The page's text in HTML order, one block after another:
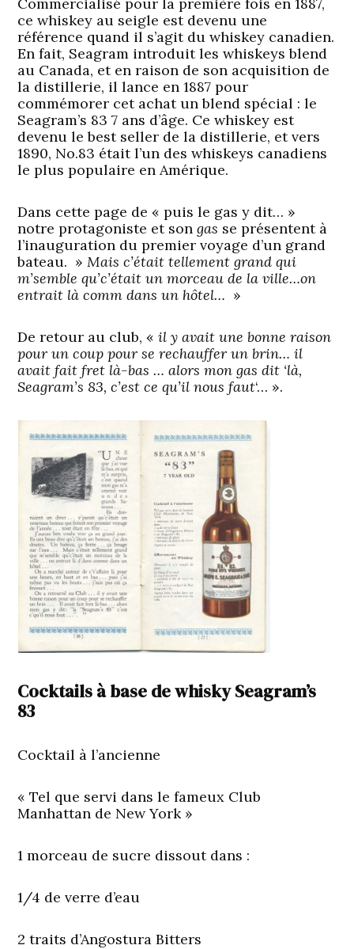
ce whiskey au seigle est devenu une
référence quand il s’agit du whiskey canadien.
En fait, Seagram introduit les whiskeys blend
au Canada, et en raison de son acquisition de
la distillerie, il lance en 1887 pour
commémorer cet achat un blend spécial : le
Seagram’s 83 7 ans d’âge. Ce whiskey est
devenu le best seller de la distillerie, et vers
1890, No.83 était l’un des whiskeys canadiens
le plus populaire en Amérique.
Dans cette page de « puis le gas y dit… »
notre protagoniste et songas se présentent à
l’inauguration du premier voyage d’un grand
bateau. »Mais c’était tellement grand qui
m’semble qu’c’était un morceau de la ville…on
entrait là comm dans un hôtel… »
De retour au club, «il y avait une bonne raison
pour un coup pour se rechauffer un brin… il
avait fait fret là-bas … alors mon gas dit ‘là,
Seagram’s 83, c’est ce qu’il nous faut‘… ».
Cocktails à base de whisky Seagram’s
83
Cocktail à l’ancienne
« Tel que servi dans le fameux Club
Manhattan de New York »
1 morceau de sucre dissout dans :
1/4 de verre d’eau
2 traits d’Angostura Bitters